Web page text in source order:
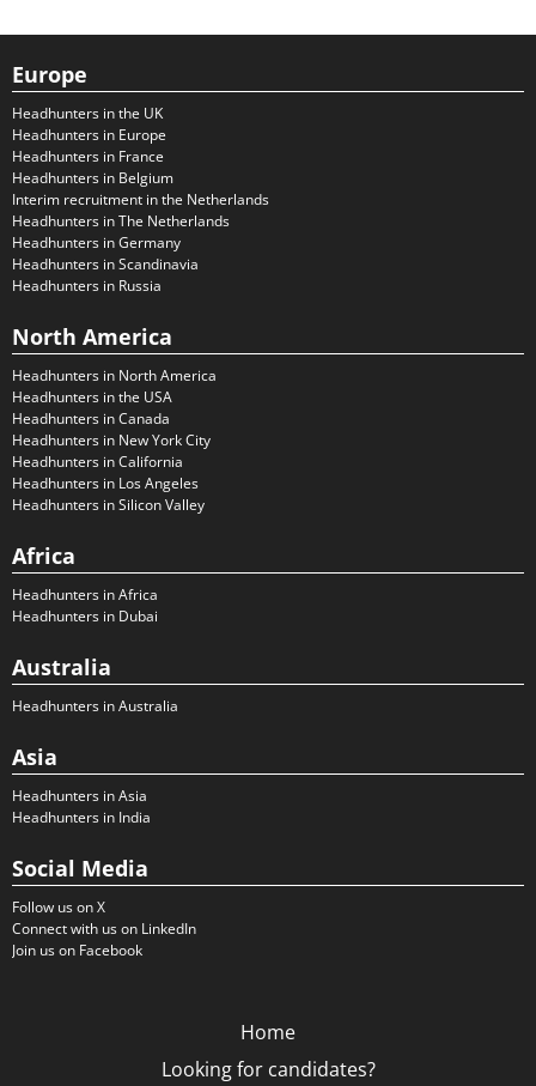
Europe
Headhunters in the UK
Headhunters in Europe
Headhunters in France
Headhunters in Belgium
Interim recruitment in the Netherlands
Headhunters in The Netherlands
Headhunters in Germany
Headhunters in Scandinavia
Headhunters in Russia
North America
Headhunters in North America
Headhunters in the USA
Headhunters in Canada
Headhunters in New York City
Headhunters in California
Headhunters in Los Angeles
Headhunters in Silicon Valley
Africa
Headhunters in Africa
Headhunters in Dubai
Australia
Headhunters in Australia
Asia
Headhunters in Asia
Headhunters in India
Social Media
Follow us on X
Connect with us on LinkedIn
Join us on Facebook
Home
Looking for candidates?